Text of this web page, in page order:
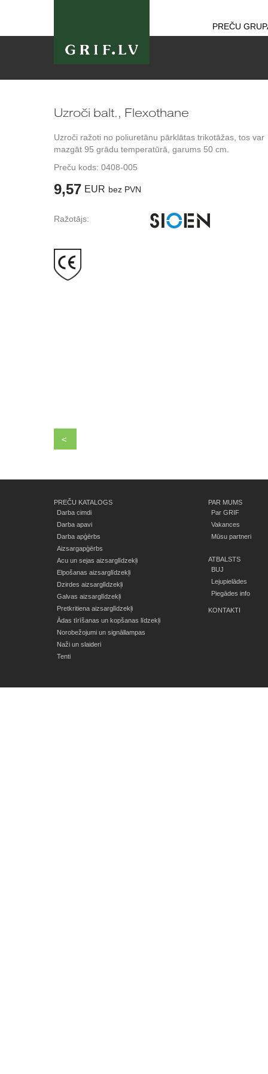
PREČU
Uzroči balt., Flexothane
Uzroči ražoti no poliuretānu pārklātas trikotāžas, tos var
mazgāt 95 grādu temperatūrā, garums 50 cm.
Preču kods: 0408-005
9,57 EUR bez PVN
Ražotājs:
<
PREČU KATALOGS
Darba cimdi
Darba apavi
Darba apģērbs
Aizsargapģērbs
Acu un sejas aizsarglīdzekļi
Elpošanas aizsarglīdzekļi
Dzirdes aizsarglīdzekļi
Galvas aizsarglīdzekļi
Pretkritiena aizsarglīdzekļi
Ādas tīrīšanas un kopšanas līdzekļi
Norobežojumi un signāllampas
Naži un slaideri
Tenti
PAR MUMS
Par GRIF
Vakances
Mūsu partneri
ATBALSTS
BUJ
Lejupielādes
Piegādes info
KONTAKTI